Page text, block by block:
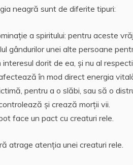
p
p
a
ă
neagră sunt de diferite tipuri:
a spiritului: pentru aceste
gândurilor unei alte persoane
dorit de ea, şi nu al
în mod direct energia
pentru a o slăbi, sau să o
şi crează morţii vii.
face un pact cu creaturi rele.
atrage atenţia unei creaturi rele.